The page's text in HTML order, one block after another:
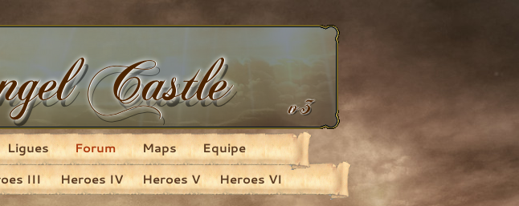
III Heroes IV Heroes V Heroes VI
Ligues Forum Maps Equipe